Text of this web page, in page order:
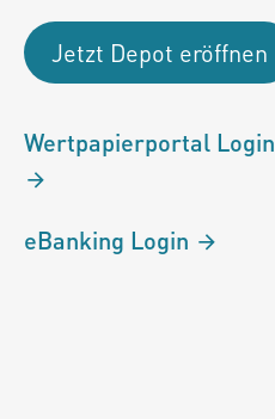
Jetzt Depot eröffnen
Wertpapierportal Login
eBanking Login